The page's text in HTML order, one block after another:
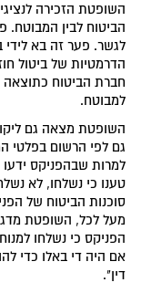
השופטת הזכירה
הביטוח לבין המבוטח.
לגשר. פער זה בא לידי
הדרמטיות של ביטול
חברת הביטוח כתוצאה
למבוטח.
השופטת מצאה גם
גם לפי הרשום בפלטי
למרות שבהפניקס
טענו כי נשלחו, לא
סוכנות הביטוח של
מעל לכל, השופטת
הפניקס כי נשלחו
אם היה די באלו כדי
דין".